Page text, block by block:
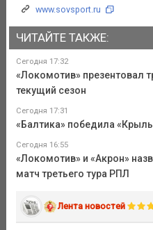
www.sovsport.ru
ЧИТАЙТЕ ТАКЖЕ:
Сегодня 17:32
«Локомотив» презентовал
текущий сезон
Сегодня 17:31
«Балтика» победила
Сегодня 16:55
«Локомотив» и «Акрон»
матч третьего тура РПЛ
Лента новостей